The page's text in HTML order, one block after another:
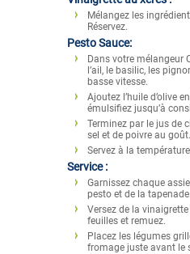
Mélangez les
Réservez.
Pesto Sauce:
Dans votre mélangeur
l’ail, le basilic, les
basse vitesse.
Ajoutez l’huile d’olive
émulsifiez jusqu’à
Terminez par le jus de
sel et de poivre au goût.
Servez à la
Service :
Garnissez chaque
pesto et de la tapenade.
Versez de la
feuilles et remuez.
Placez les légumes
fromage juste avant le